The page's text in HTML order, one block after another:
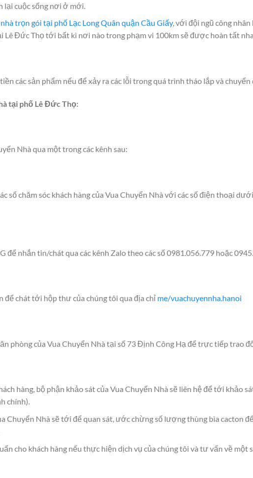
lại cuộc sống nơi ở mới.
trọn gói tại phố Lạc Long Quân quận Cầu Giấy, với đội ngũ công
Lê Đức Thọ tới bất kì nơi nào trong phạm vi 100km sẽ được hoàn tất
các sản phẩm nếu để xảy ra các lỗi trong quá trình tháo lắp và chuyển
tại phố Lê Đức Thọ:
Nhà qua một trong các kênh sau:
số chăm sóc khách hàng của Vua Chuyển Nhà với các số điện thoại
để nhắn tin/chát qua các kênh Zalo theo các số 0981.056.779 hoặc
để chát tới hộp thư của chúng tôi qua địa chỉ me/vuachuyennha.hanoi
phòng của Vua Chuyển Nhà tại số 73 Định Công Hạ để trực tiếp trao
hàng, bộ phận khảo sát của Vua Chuyển Nhà sẽ liên hệ để tới khảo
chính).
Chuyển Nhà sẽ tới để quan sát, ước chừng số lượng thùng bìa cacton
cho khách hàng nếu thực hiện dịch vụ của chúng tôi và tư vấn về một